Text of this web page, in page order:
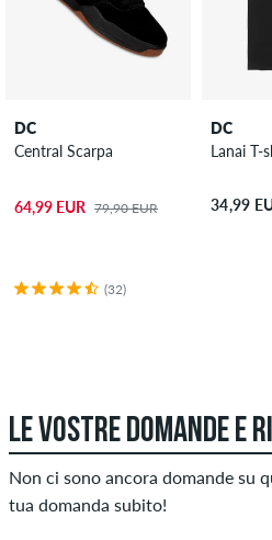
DC
Central Scarpa
64,99 EUR 79,90 EUR
(32)
DC
Lanai T-
34,99
LE VOSTRE DOMANDE E
Non ci sono ancora domande su
tua domanda subito!